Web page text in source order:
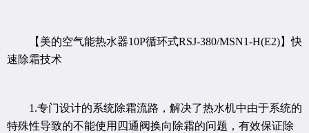
【美的空气能热水器10P循环式RSJ-380/MSN1-H(E2)】快
速除霜技术
1.专门设计的系统除霜流路，解决了热水机中由于系统的
特殊性导致的不能使用四通阀换向除霜的问题，有效保证除